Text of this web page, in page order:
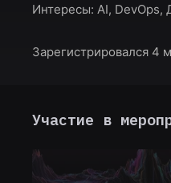
6
9
Интересы: AI, DevOps,
Зарегистрировался 4
Участие в